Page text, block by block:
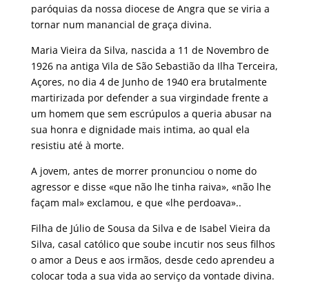
paróquias da nossa diocese de Angra que se viria a
tornar num manancial de graça divina.
Maria Vieira da Silva, nascida a 11 de Novembro de
1926 na antiga Vila de São Sebastião da Ilha Terceira,
Açores, no dia 4 de Junho de 1940 era brutalmente
martirizada por defender a sua virgindade frente a
um homem que sem escrúpulos a queria abusar na
sua honra e dignidade mais intima, ao qual ela
resistiu até à morte.
A jovem, antes de morrer pronunciou o nome do
agressor e disse «que não lhe tinha raiva», «não lhe
façam mal» exclamou, e que «lhe perdoava»..
Filha de Júlio de Sousa da Silva e de Isabel Vieira da
Silva, casal católico que soube incutir nos seus filhos
o amor a Deus e aos irmãos, desde cedo aprendeu a
colocar toda a sua vida ao serviço da vontade divina.